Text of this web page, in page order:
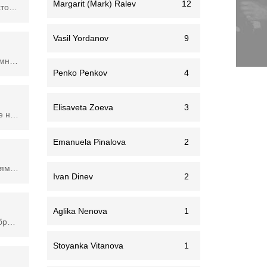
Margarit (Mark) Ralev 12
Vasil Yordanov 9
Penko Penkov 4
Elisaveta Zoeva 3
Emanuela Pinalova 2
Ivan Dinev 2
Aglika Nenova 1
Stoyanka Vitanova 1